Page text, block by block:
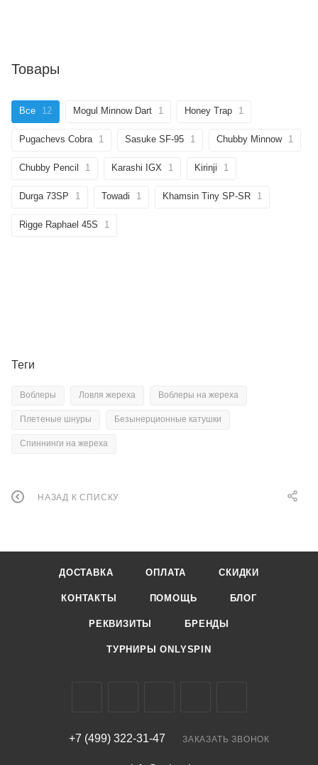
Товары
Все 12 Mogul Minnow Dart 1 Honey Trap 1
Pugachevs Cobra 1 Sasuke SF-95 1 Chubby Minnow 1
Chubby Pencil 1 Karashi IGX 1 Kirinji 1
Durga 73SP 1 Towadi 1 Khamsin Tiny SP-SR 1
Rigge Raphael 45S 1
Теги
Воблеры Ловля жереха Воблеры на жереха
Плетеные шнуры Безынерционные катушки
Спиннинги на жереха
НАЗАД К СПИСКУ
ДОСТАВКА ОПЛАТА СКИДКИ
КОНТАКТЫ ПОМОЩЬ БЛОГ
РЕКВИЗИТЫ БРЕНДЫ
ТУРНИРЫ ONLYSPIN
+7 (499) 322-31-47 ЗАКАЗАТЬ ЗВОНОК